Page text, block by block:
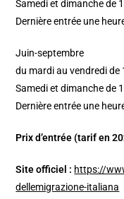
Samedi et dimanche de
Dernière entrée une
Juin-septembre
du mardi au vendredi de
Samedi et dimanche de
Dernière entrée une
Prix d’entrée (tarif en
Site officiel : https://
dellemigrazione-italiana